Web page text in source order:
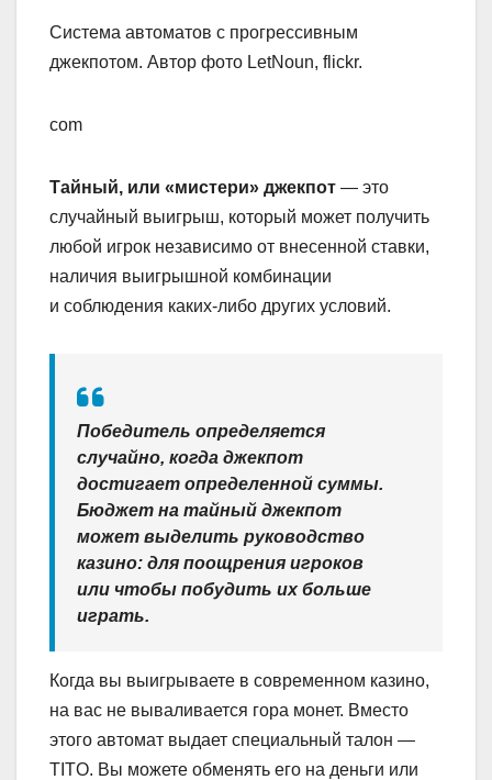
Система автоматов с прогрессивным
джекпотом. Автор фото LetNoun, flickr.
com
Тайный, или «мистери» джекпот — это
случайный выигрыш, который может получить
любой игрок независимо от внесенной ставки,
наличия выигрышной комбинации
и соблюдения каких-либо других условий.
Победитель определяется
случайно, когда джекпот
достигает определенной суммы.
Бюджет на тайный джекпот
может выделить руководство
казино: для поощрения игроков
или чтобы побудить их больше
играть.
Когда вы выигрываете в современном казино,
на вас не вываливается гора монет. Вместо
этого автомат выдает специальный талон —
TITO. Вы можете обменять его на деньги или